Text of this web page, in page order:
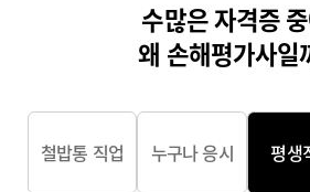
수많은 자격증
왜 손해평가사일
철밥통 직업 누구나 응시 평생